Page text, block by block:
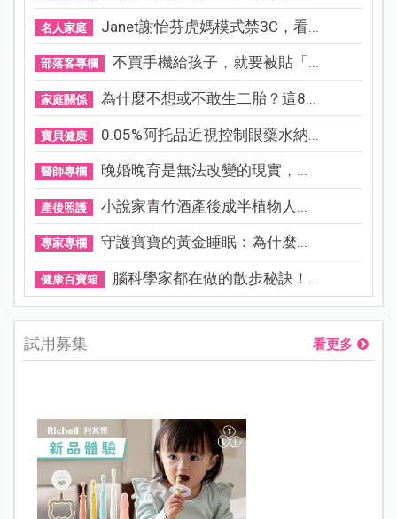
名人家庭 Janet謝怡芬虎媽模式禁3C，看...
部落客專欄 不買手機給孩子，就要被貼「...
家庭關係 為什麼不想或不敢生二胎？這8...
寶貝健康 0.05%阿托品近視控制眼藥水納...
醫師專欄 晚婚晚育是無法改變的現實，...
產後照護 小說家青竹酒產後成半植物人...
專家專欄 守護寶寶的黃金睡眠：為什麼...
健康百寶箱 腦科學家都在做的散步秘訣！...
試用募集 看更多